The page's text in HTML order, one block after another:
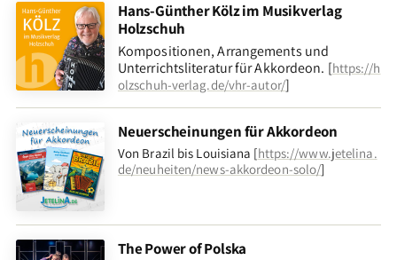
Hans-Günther Kölz im Musikverlag
Holzschuh
Kompositionen, Arrangements und
Unterrichtsliteratur für Akkordeon. [https://h
olzschuh-verlag.de/vhr-autor/]
Neuerscheinungen für Akkordeon
Von Brazil bis Louisiana [https://www.jetelina.
de/neuheiten/news-akkordeon-solo/]
The Power of Polska